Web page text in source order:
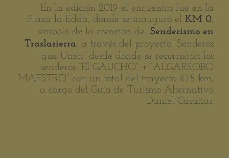
En la edición 2019 el encuentro fue en la
Plaza la Edda, donde se inauguró el KM 0,
símbolo de la creación del Senderismo en
Traslasierra, a través del proyecto “Senderos
que Unen” desde donde se recorrieron los
senderos “El GAUCHO” + “ALGARROBO
MAESTRO” con un total del trayecto 10.5 km,
a cargo del Guía de Turismo Alternativo
Daniel Casañas.